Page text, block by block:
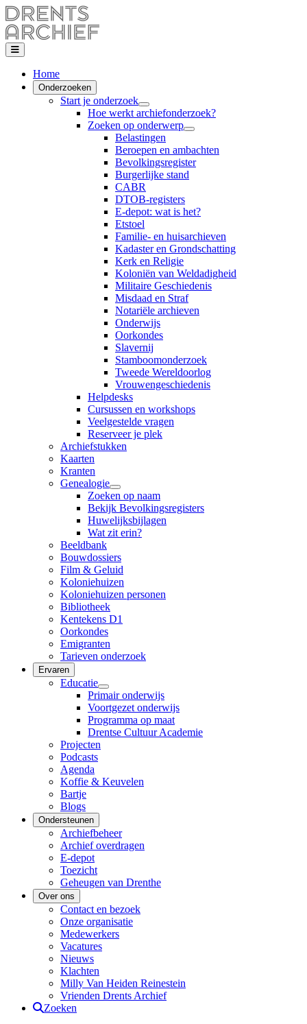
Home
Onderzoeken
Start je onderzoek
Hoe werkt archiefonderzoek?
Zoeken op onderwerp
Belastingen
Beroepen en ambachten
Bevolkingsregister
Burgerlijke stand
CABR
DTOB-registers
E-depot: wat is het?
Etstoel
Familie- en huisarchieven
Kadaster en Grondschatting
Kerk en Religie
Koloniën van Weldadigheid
Militaire Geschiedenis
Misdaad en Straf
Notariële archieven
Onderwijs
Oorkondes
Slavernij
Stamboomonderzoek
Tweede Wereldoorlog
Vrouwengeschiedenis
Helpdesks
Cursussen en workshops
Veelgestelde vragen
Reserveer je plek
Archiefstukken
Kaarten
Kranten
Genealogie
Zoeken op naam
Bekijk Bevolkingsregisters
Huwelijksbijlagen
Wat zit erin?
Beeldbank
Bouwdossiers
Film & Geluid
Koloniehuizen
Koloniehuizen personen
Bibliotheek
Kentekens D1
Oorkondes
Emigranten
Tarieven onderzoek
Ervaren
Educatie
Primair onderwijs
Voortgezet onderwijs
Programma op maat
Drentse Cultuur Academie
Projecten
Podcasts
Agenda
Koffie & Keuvelen
Bartje
Blogs
Ondersteunen
Archiefbeheer
Archief overdragen
E-depot
Toezicht
Geheugen van Drenthe
Over ons
Contact en bezoek
Onze organisatie
Medewerkers
Vacatures
Nieuws
Klachten
Milly Van Heiden Reinestein
Vrienden Drents Archief
Zoeken